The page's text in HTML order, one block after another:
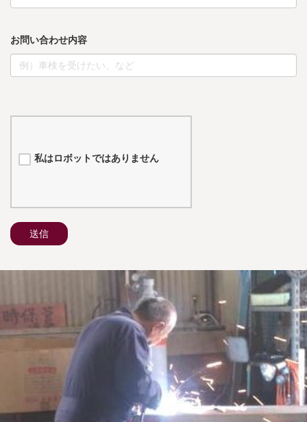
お問い合わせ内容
私はロボットではありません
送信